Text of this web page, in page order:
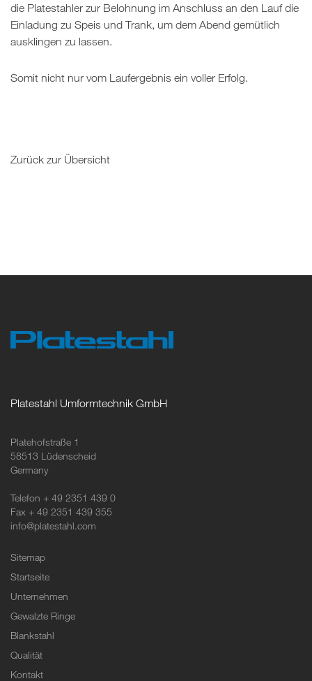
die Platestahler zur Belohnung im Anschluss an den Lauf die
Einladung zu Speis und Trank, um dem Abend gemütlich
ausklingen zu lassen.
Somit nicht nur vom Laufergebnis ein voller Erfolg.
Zurück zur Übersicht
Platestahl Umformtechnik GmbH
Platehofstraße 1
58513 Lüdenscheid
Germany
Telefon + 49 2351 439 0
Fax + 49 2351 439 355
info@platestahl.com
Sitemap
Startseite
Unternehmen
Gewalzte Ringe
Blankstahl
Qualität
Kontakt